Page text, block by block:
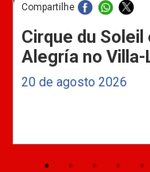
Compartilhe
Cirque du
Alegría no Villa-
20 de agosto 2026